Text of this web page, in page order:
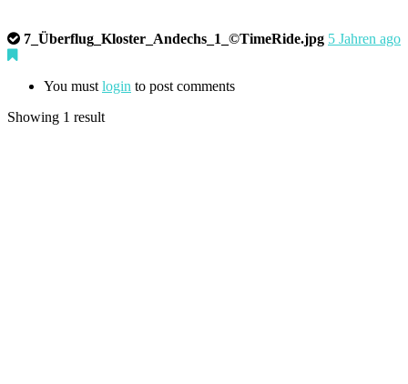
7_Überflug_Kloster_Andechs_1_©TimeRide.jpg 5 Jahren ago
You must login to post comments
Showing 1 result